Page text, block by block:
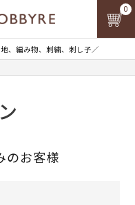
、編み物、刺繍、刺し子／
0
のお客様